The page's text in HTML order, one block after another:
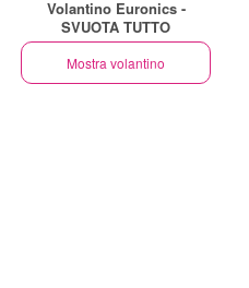
Volantino Euronics -
SVUOTA TUTTO
Mostra volantino